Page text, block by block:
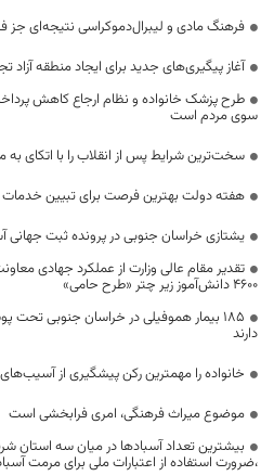
فرهنگ مادی و لیبرال‌دموکراسی نتیجه‌ای جز
آغاز پیگیری‌های جدید برای ایجاد منطقه
طرح پزشک خانواده و نظام ارجاع کاهش
سوی مردم است
سخت‌ترین شرایط پس از انقلاب را با اتکای
هفته دولت بهترین فرصت برای تبیین
یشتازی خراسان جنوبی در پرونده ثبت جهانی
تقدیر مقام عالی وزارت از عملکرد جهادی
۴۶۰۰ دانش‌آموز زیر چتر «طرح حامی»
۱۸۵ بیمار هموفیلی در خراسان جنوبی
دارند
خانواده را مهمترین رکن پیشگیری از
موضوع میراث فرهنگی، امری فرابخشی است
بیشترین تعداد آسبادها در میان سه استان
،ضرورت استفاده از اعتبارات ملی برای مرمت